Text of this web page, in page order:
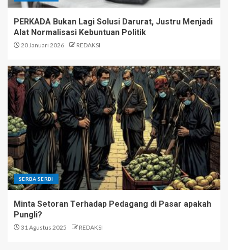
PERKADA Bukan Lagi Solusi Darurat, Justru Menjadi
Alat Normalisasi Kebuntuan Politik
20 Januari 2026 REDAKSI
SERBA SERBI
Minta Setoran Terhadap Pedagang di Pasar apakah
Pungli?
31 Agustus 2025 REDAKSI